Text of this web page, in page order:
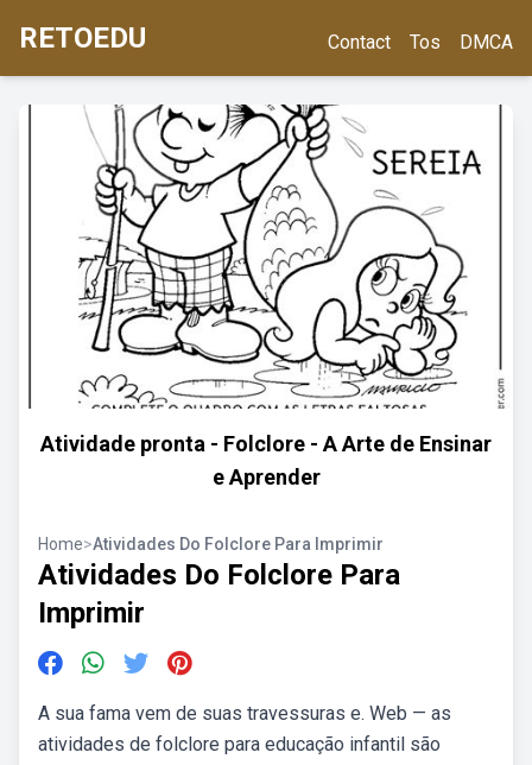
RETOEDU Contact Tos DMCA
Atividade pronta - Folclore - A Arte de Ensinar
e Aprender
Home>Atividades Do Folclore Para Imprimir
Atividades Do Folclore Para
Imprimir
A sua fama vem de suas travessuras e. Web — as
atividades de folclore para educação infantil são